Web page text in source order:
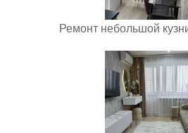
Ремонт небольшой